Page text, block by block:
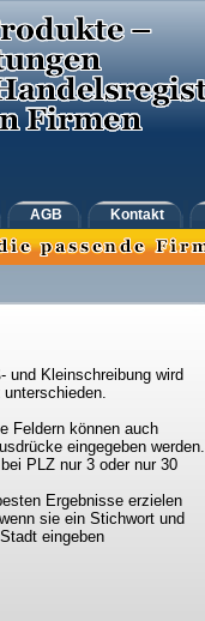
AGB Kontakt
und Kleinschreibung wird
unterschieden.
Feldern können auch
eingegeben werden.
PLZ nur 3 oder nur 30
Ergebnisse erzielen
sie ein Stichwort und
eingeben